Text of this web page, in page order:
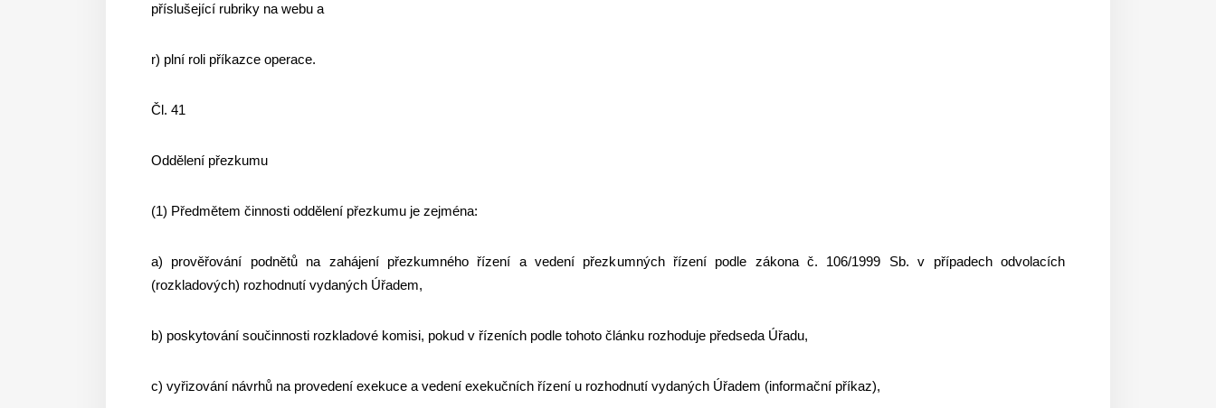
příslušející rubriky na webu a
r) plní roli příkazce operace.
Čl. 41
Oddělení přezkumu
(1) Předmětem činnosti oddělení přezkumu je zejména:
a) prověřování podnětů na zahájení přezkumného řízení a vedení přezkumných řízení podle zákona č. 106/1999 Sb. v případech odvolacích
(rozkladových) rozhodnutí vydaných Úřadem,
b) poskytování součinnosti rozkladové komisi, pokud v řízeních podle tohoto článku rozhoduje předseda Úřadu,
c) vyřizování návrhů na provedení exekuce a vedení exekučních řízení u rozhodnutí vydaných Úřadem (informační příkaz),